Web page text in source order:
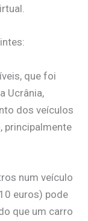
que foi
Ucrânia,
dos veículos
principalmente
num veículo
euros) pode
que um carro